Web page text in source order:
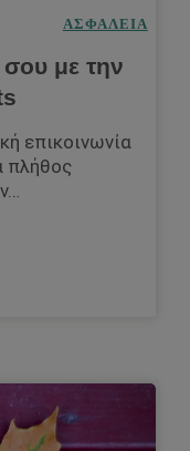
ΑΣΦΆΛΕΙΑ
με την
επικοινωνία
πλήθος